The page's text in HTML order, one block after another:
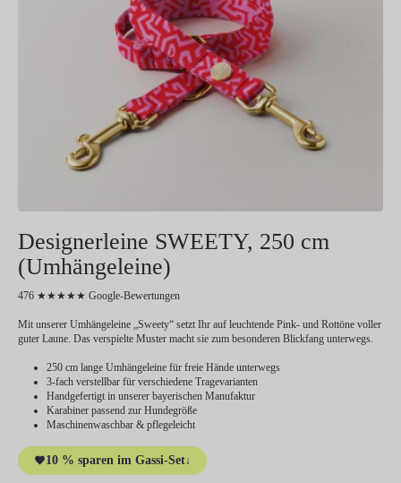
Designerleine SWEETY, 250 cm
(Umhängeleine)
476 ★★★★★ Google-Bewertungen
Mit unserer Umhängeleine „Sweety“ setzt Ihr auf leuchtende Pink- und Rottöne voller
guter Laune. Das verspielte Muster macht sie zum besonderen Blickfang unterwegs.
250 cm lange Umhängeleine für freie Hände unterwegs
3-fach verstellbar für verschiedene Tragevarianten
Handgefertigt in unserer bayerischen Manufaktur
Karabiner passend zur Hundegröße
Maschinenwaschbar & pflegeleicht
10 % sparen im Gassi-Set↓